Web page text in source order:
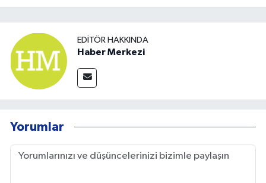
EDITÖR HAKKINDA
Haber Merkezi
Yorumlar